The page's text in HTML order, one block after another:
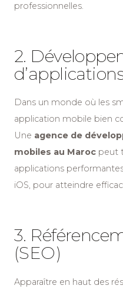
professionnelles.
2.
Dans un monde où les
application mobile bien
Une agence de
mobiles au Maroc peut
applications
iOS, pour atteindre
3.
(SEO)
Apparaître en haut des